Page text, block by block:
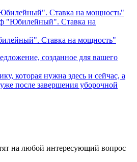
"Юбилейный". Ставка на
Ставка на мощность"
созданное для вашего
которая нужна здесь и сейчас, а
после завершения уборочной
на любой интересующий вопрос